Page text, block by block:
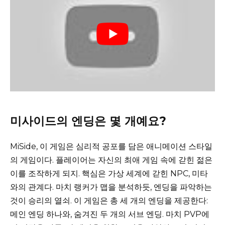
미사이드의 엔딩은 몇 개예요?
MiSide, 이 게임은 심리적 공포를 담은 애니메이션 스타일
의 게임이다. 플레이어는 자신의 최애 게임 속에 갇힌 젊은
이를 조작하게 되지. 핵심은 가상 세계에 갇힌 NPC, 미타
와의 관계다. 마치 랭커가 맵을 분석하듯, 엔딩을 파악하는
것이 승리의 열쇠. 이 게임은 총 세 개의 엔딩을 제공한다:
메인 엔딩 하나와, 숨겨진 두 개의 서브 엔딩. 마치 PVP에